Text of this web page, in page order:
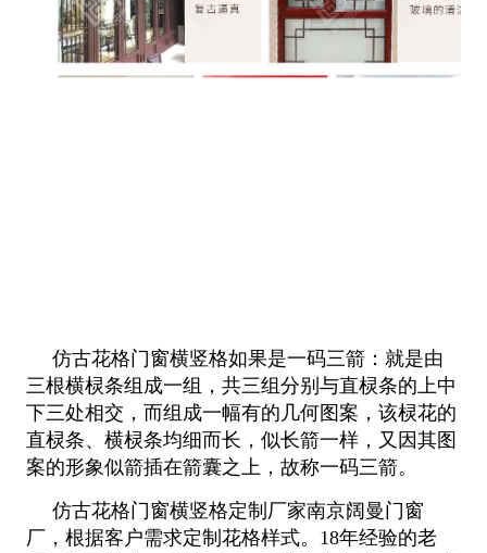
仿古花格门窗横竖格如果是一码三箭：就是由
三根横棂条组成一组，共三组分别与直棂条的上中
下三处相交，而组成一幅有的几何图案，该棂花的
直棂条、横棂条均细而长，似长箭一样，又因其图
案的形象似箭插在箭囊之上，故称一码三箭。
仿古花格门窗横竖格定制厂家南京阔曼门窗
厂，根据客户需求定制花格样式。18年经验的老